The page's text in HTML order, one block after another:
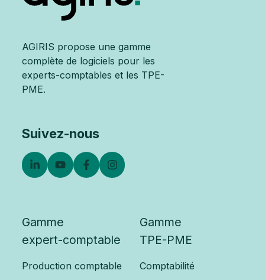
AGIRIS propose une gamme
complète de logiciels pour les
experts-comptables et les TPE-
PME.
Suivez-nous
Gamme
expert-comptable
Production comptable
Gamme
TPE-PME
Comptabilité